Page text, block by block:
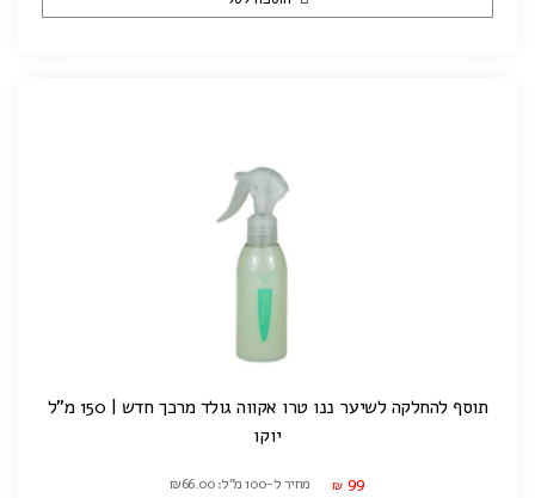
תוסף להחלקה לשיער ננו טרו אקווה גולד מרכך חדש | 150 מ"ל
יוקו
₪ 99 מחיר ל-100 מ"ל: ₪66.00